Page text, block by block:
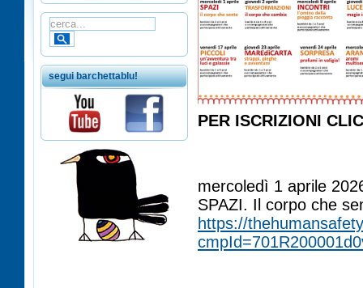
segui barchettablu!
PER ISCRIZIONI
mercoledì 1 aprile
SPAZI. Il corpo che
https://